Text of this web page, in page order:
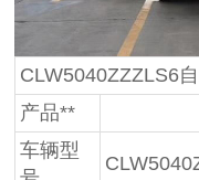
CLW5040ZZZLS6
产品**
车辆型